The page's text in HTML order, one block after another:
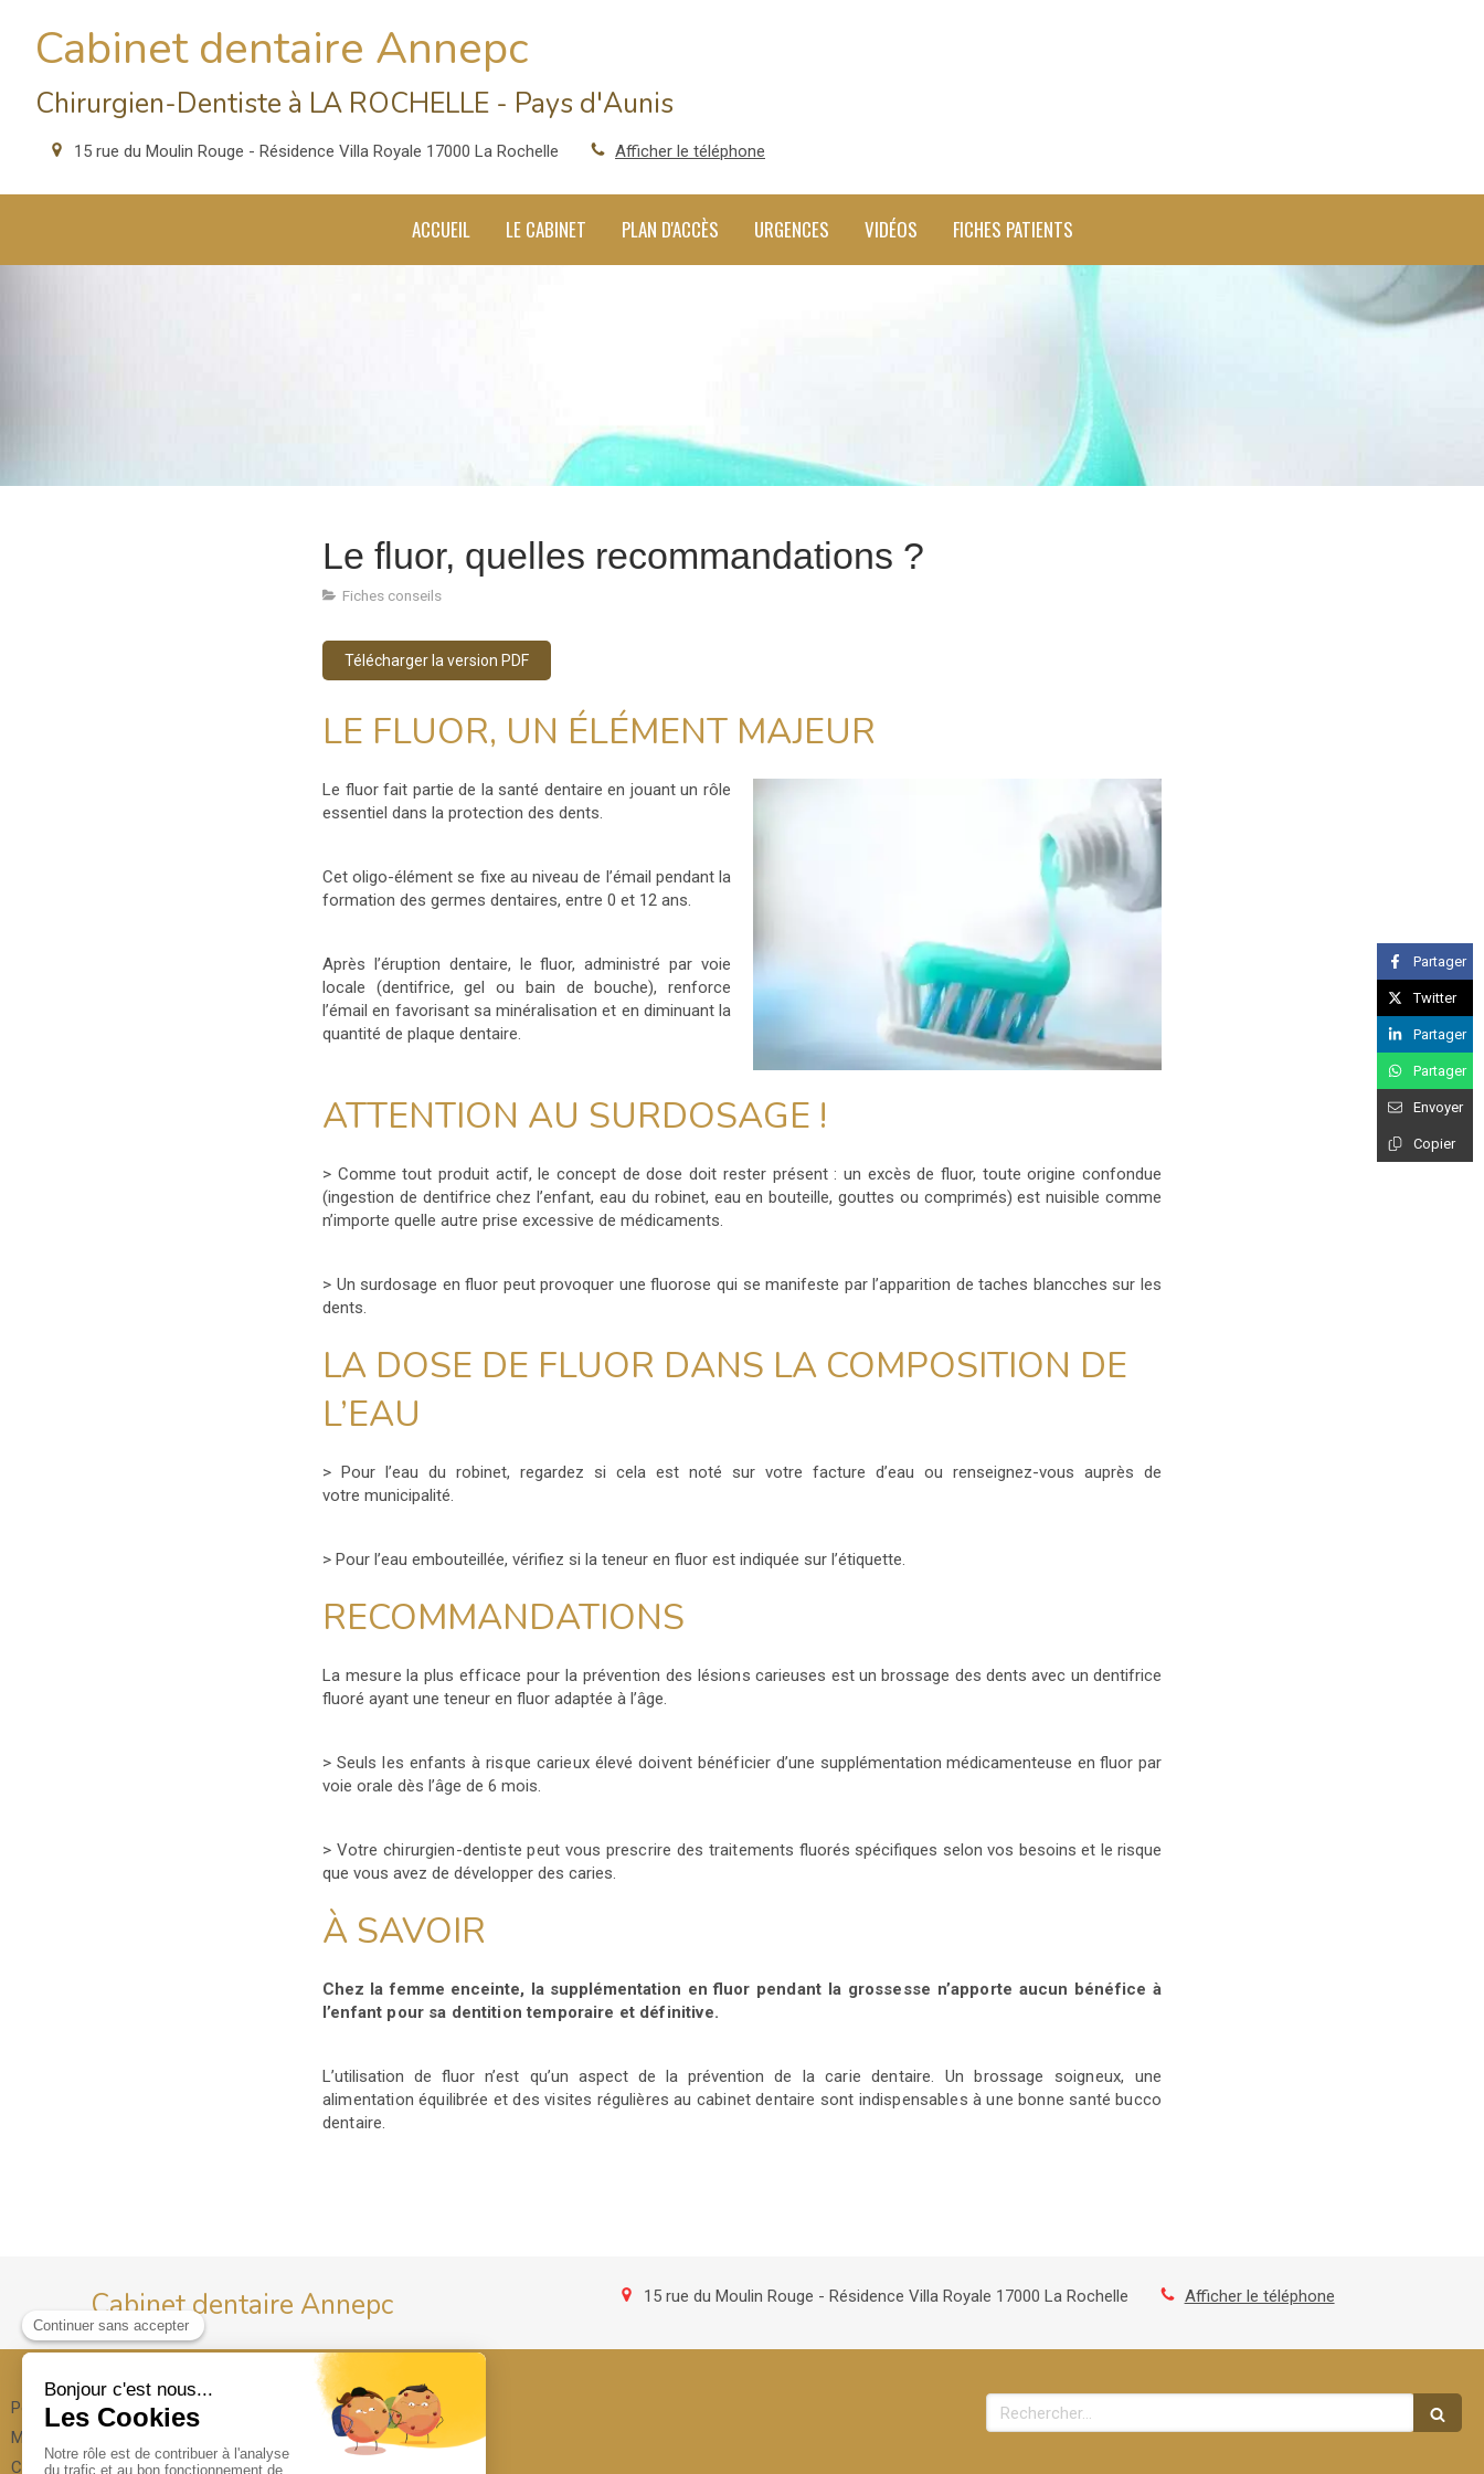
ACCUEIL LE CABINET PLAN D'ACCÈS URGENCES VIDÉOS FICHES PATIENTS
Cabinet dentaire Annepc
Chirurgien-Dentiste à LA ROCHELLE - Pays d'Aunis
15 rue du Moulin Rouge - Résidence Villa Royale 17000 La Rochelle Afficher le téléphone
Le fluor, quelles recommandations ?
Fiches conseils
Télécharger la version PDF
LE FLUOR, UN ÉLÉMENT MAJEUR
Le fluor fait partie de la santé dentaire en jouant un rôle
essentiel dans la protection des dents.
Cet oligo-élément se fixe au niveau de l’émail pendant la
formation des germes dentaires, entre 0 et 12 ans.
Après l’éruption dentaire, le fluor, administré par voie
locale (dentifrice, gel ou bain de bouche), renforce
l’émail en favorisant sa minéralisation et en diminuant la
quantité de plaque dentaire.
ATTENTION AU SURDOSAGE !
> Comme tout produit actif, le concept de dose doit rester présent : un excès de fluor, toute origine confondue
(ingestion de dentifrice chez l’enfant, eau du robinet, eau en bouteille, gouttes ou comprimés) est nuisible comme
n’importe quelle autre prise excessive de médicaments.
> Un surdosage en fluor peut provoquer une fluorose qui se manifeste par l’apparition de taches blancches sur les
dents.
LA DOSE DE FLUOR DANS LA COMPOSITION DE
L’EAU
> Pour l’eau du robinet, regardez si cela est noté sur votre facture d’eau ou renseignez-vous auprès de
votre municipalité.
> Pour l’eau embouteillée, vérifiez si la teneur en fluor est indiquée sur l’étiquette.
RECOMMANDATIONS
La mesure la plus efficace pour la prévention des lésionscarieuses est un brossage des dents avec un dentifrice
fluoré ayant une teneur en fluor adaptée à l’âge.
> Seuls les enfants à risque carieux élevé doivent bénéficierd’une supplémentation médicamenteuse en fluor par
voie orale dès l’âge de 6 mois.
> Votre chirurgien-dentiste peut vous prescrire des traitementsfluorés spécifiques selon vos besoins et le risque
que vous avez de développer des caries.
À SAVOIR
Chez la femme enceinte, la supplémentation en fluor pendant la grossesse n’apporte aucun bénéfice à
l’enfant pour sa dentition temporaire et définitive.
L’utilisation de fluor n’est qu’un aspect de la prévention de la carie dentaire. Un brossage soigneux, une
alimentationéquilibrée et des visites régulières au cabinet dentaire sont indispensables à une bonne santé bucco
dentaire.
Partager
Twitter
Partager
Partager
Envoyer
Copier
Cabinet dentaire Annepc 15 rue du Moulin Rouge - Résidence Villa Royale 17000 La Rochelle Afficher le téléphone
Politique de confidentialité et charte cookie
Mentions légales
Conditions Générales Utilisation
Rechercher